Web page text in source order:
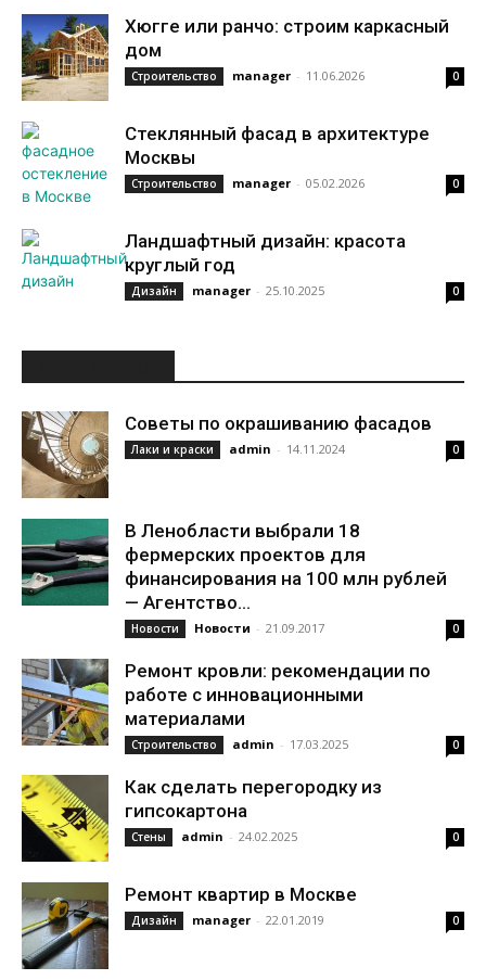
Хюгге или ранчо: строим каркасный
дом
Строительство manager - 11.06.2026 0
Стеклянный фасад в архитектуре
Москвы
Строительство manager - 05.02.2026 0
Ландшафтный дизайн: красота
круглый год
Дизайн manager - 25.10.2025 0
Советы по окрашиванию фасадов
Лаки и краски admin - 14.11.2024 0
В Ленобласти выбрали 18
фермерских проектов для
финансирования на 100 млн рублей
— Агентство...
Новости Новости - 21.09.2017 0
Ремонт кровли: рекомендации по
работе с инновационными
материалами
Строительство admin - 17.03.2025 0
Как сделать перегородку из
гипсокартона
Стены admin - 24.02.2025 0
Ремонт квартир в Москве
Дизайн manager - 22.01.2019 0